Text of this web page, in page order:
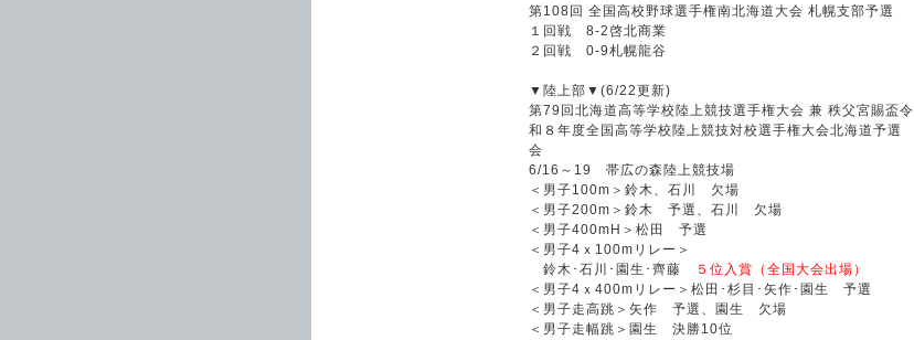
第108回 全国高校野球選手権南北海道大会 札幌支部予選
１回戦 8-2啓北商業
２回戦 0-9札幌龍谷
▼陸上部▼(6/22更新)
第79回北海道高等学校陸上競技選手権大会 兼 秩父宮賜盃令
和８年度全国高等学校陸上競技対校選手権大会北海道予選
会
6/16～19 帯広の森陸上競技場
＜男子100m＞鈴木、石川 欠場
＜男子200m＞鈴木 予選、石川 欠場
＜男子400mH＞松田 予選
＜男子4ｘ100mリレー＞
鈴木･石川･園生･齊藤
５位入賞（全国大会出場）
＜男子4ｘ400mリレー＞松田･杉目･矢作･園生 予選
＜男子走高跳＞矢作 予選、園生 欠場
＜男子走幅跳＞園生 決勝10位